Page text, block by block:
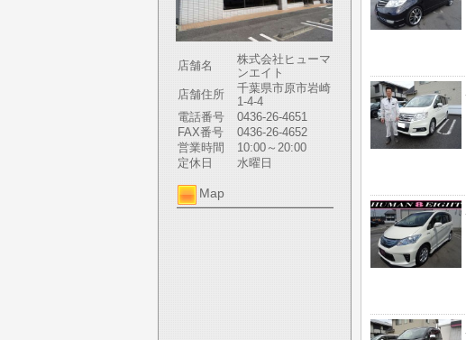
店舗名
株式会社ヒューマ
ンエイト
店舗住所
千葉県市原市岩崎
1-4-4
電話番号
0436-26-4651
FAX番号
0436-26-4652
営業時間
10:00～20:00
定休日
水曜日
Map